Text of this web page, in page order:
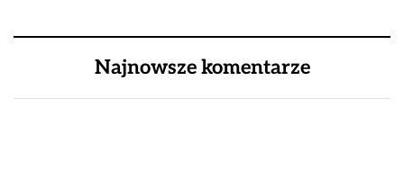
Najnowsze komentarze